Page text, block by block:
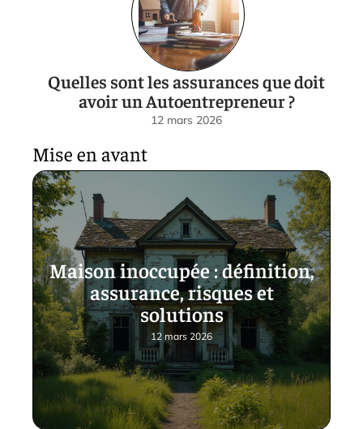
Quelles sont les assurances que doit
avoir un Autoentrepreneur ?
12 mars 2026
Mise en avant
Maison inoccupée : définition,
assurance, risques et
solutions
12 mars 2026